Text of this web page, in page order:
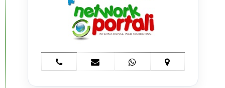
telefono
Network
e-
mail
whatsapp
Network
mappa
Network